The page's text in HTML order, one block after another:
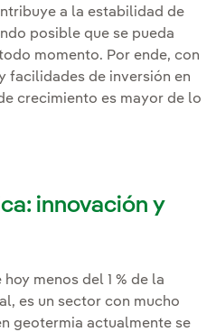
a la estabilidad de
posible que se pueda
momento. Por ende, con
facilidades de inversión en
crecimiento es mayor de lo
innovación y
menos del 1 % de la
es un sector con mucho
geotermia actualmente se